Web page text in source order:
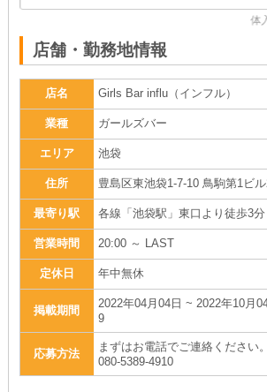
体
店舗・勤務地情報
店名 Girls Bar influ（インフル）
業種 ガールズバー
エリア 池袋
住所 豊島区東池袋1-7-10 鳥駒第1ビ
最寄り駅 各線「池袋駅」東口より徒歩3
営業時間 20:00 ～ LAST
定休日 年中無休
掲載期間
2022年04月04日 ~ 2022年10月
9
応募方法
まずはお電話でご連絡ください。
080-5389-4910